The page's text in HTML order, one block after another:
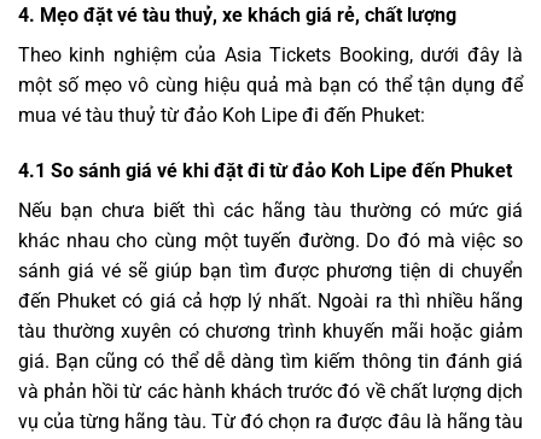
4. Mẹo đặt vé tàu thuỷ, xe khách giá rẻ, chất lượng
Theo kinh nghiệm của Asia Tickets Booking, dưới đây là
một số mẹo vô cùng hiệu quả mà bạn có thể tận dụng để
mua vé tàu thuỷ từ đảo Koh Lipe đi đến Phuket:
4.1 So sánh giá vé khi đặt đi từ đảo Koh Lipe đến Phuket
Nếu bạn chưa biết thì các hãng tàu thường có mức giá
khác nhau cho cùng một tuyến đường. Do đó mà việc so
sánh giá vé sẽ giúp bạn tìm được phương tiện di chuyển
đến Phuket có giá cả hợp lý nhất. Ngoài ra thì nhiều hãng
tàu thường xuyên có chương trình khuyến mãi hoặc giảm
giá. Bạn cũng có thể dễ dàng tìm kiếm thông tin đánh giá
và phản hồi từ các hành khách trước đó về chất lượng dịch
vụ của từng hãng tàu. Từ đó chọn ra được đâu là hãng tàu